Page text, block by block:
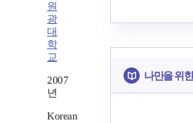
원
광
대
학
교
2007
년
Korean
나만을 위